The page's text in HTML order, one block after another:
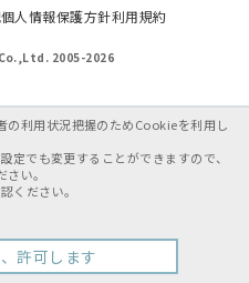
個人情報保護方針利用規約
2005-2026
の利用状況把握のためCookieを利用し
でも変更することができますので、
い。
ください。
許可します